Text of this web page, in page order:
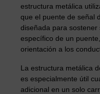
estructura metálica
que el puente de señal
diseñada para
específico de un
orientación a los
La estructura metálica
es especialmente útil
adicional en un solo